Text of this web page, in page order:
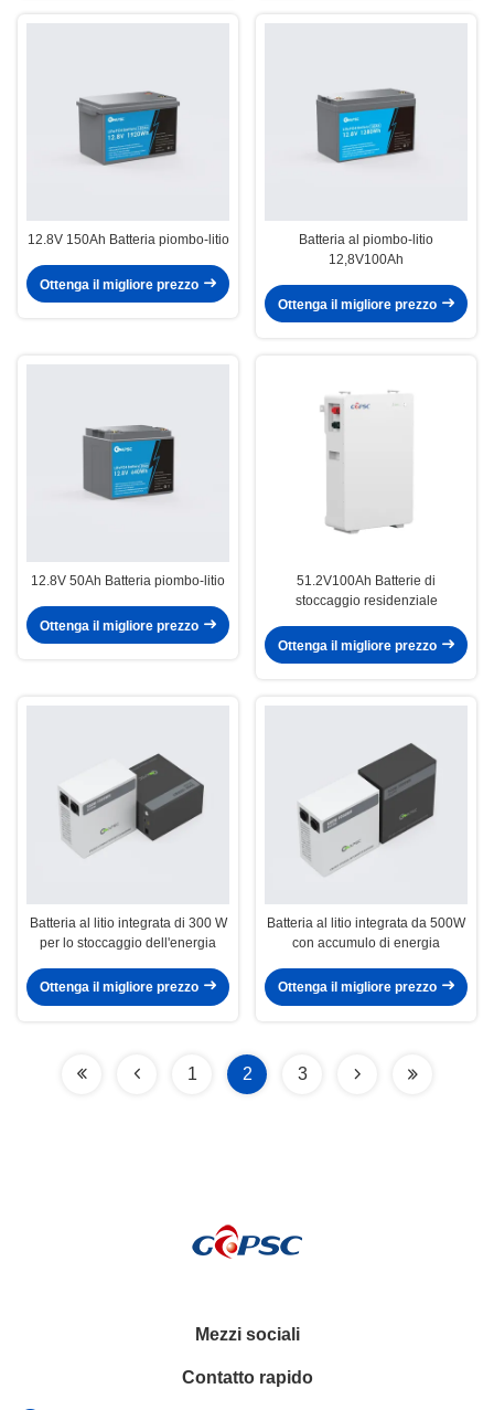
12.8V 150Ah Batteria piombo-litio
Ottenga il migliore prezzo
Batteria al piombo-litio
12,8V100Ah
Ottenga il migliore prezzo
12.8V 50Ah Batteria piombo-litio
Ottenga il migliore prezzo
51.2V100Ah Batterie di
stoccaggio residenziale
Ottenga il migliore prezzo
Batteria al litio integrata di 300 W
per lo stoccaggio dell'energia
Ottenga il migliore prezzo
Batteria al litio integrata da 500W
con accumulo di energia
Ottenga il migliore prezzo
1 2 3
Mezzi sociali
Contatto rapido